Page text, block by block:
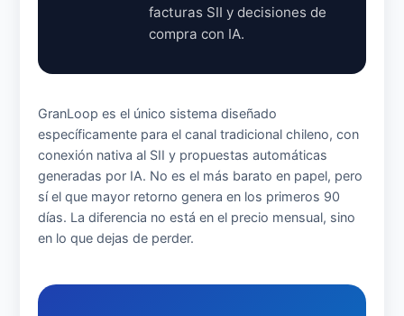
facturas SII y decisiones de
compra con IA.
GranLoop es el único sistema diseñado
específicamente para el canal tradicional chileno, con
conexión nativa al SII y propuestas automáticas
generadas por IA. No es el más barato en papel, pero
sí el que mayor retorno genera en los primeros 90
días. La diferencia no está en el precio mensual, sino
en lo que dejas de perder.